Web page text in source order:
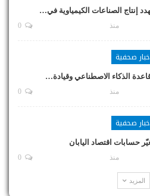
إنتاج الصناعات الكيمياوية في…
منذ
صحفية
الذكاء الاصطناعي وقيادة…
منذ
صحفية
حسابات اقتصاد اليابان
منذ
المزيد